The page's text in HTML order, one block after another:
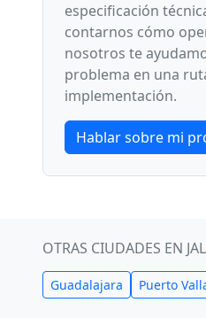
especificación
contarnos cómo
nosotros te
problema en una
implementación.
Hablar sobre mi
OTRAS CIUDADES EN
Guadalajara Puerto